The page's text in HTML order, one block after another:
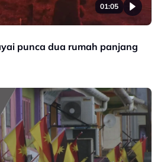
01:05
punca dua rumah panjang